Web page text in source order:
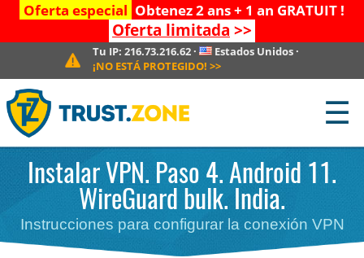
Oferta especial Obtenez 2 ans + 1 an GRATUIT !
Oferta limitada >>
Tu IP:216.73.216.62 · Estados Unidos·
¡NO ESTÁ PROTEGIDO! >>
☰
Instalar VPN. Paso 4. Android 11.
WireGuard bulk. India.
Instrucciones para configurar la conexión VPN